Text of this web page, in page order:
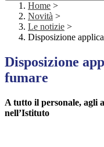
Home >
Novità >
Le notizie >
Disposizione
Disposizione
fumare
A tutto il personale, agli
nell’Istituto